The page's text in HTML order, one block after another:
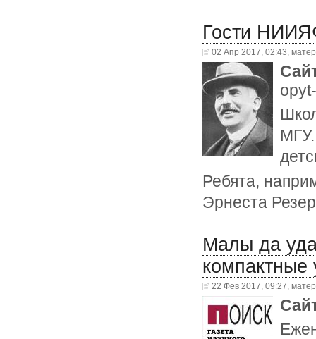
Гости
02 Апр 2017, 02:43,
Ребята,
Эрнеста
Малы да
компактные
22 Фев 2017, 09:27,